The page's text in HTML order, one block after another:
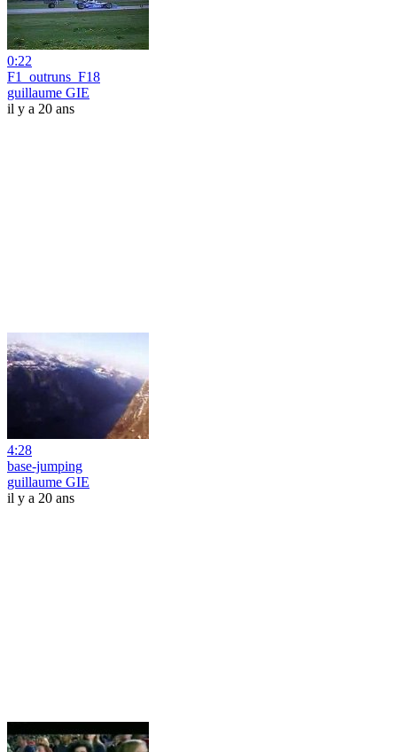
0:22
F1_outruns_F18
guillaume GIE
il y a 20 ans
4:28
base-jumping
guillaume GIE
il y a 20 ans